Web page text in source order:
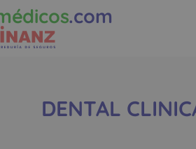
.com
DENTAL